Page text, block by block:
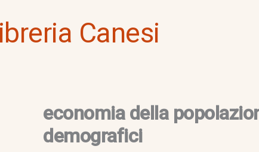
al
Canesi
economia della
demografici